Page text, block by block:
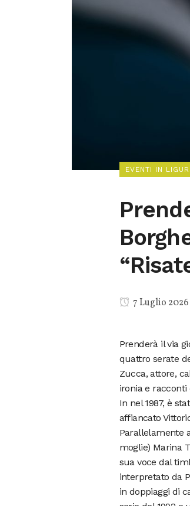
EVENTI IN
7 Luglio 2026
Prenderà il via
quattro serate
Zucca, attore,
ironia e
In nel 1987, è
affiancato
Parallelamente
moglie) Marina
sua voce dal
interpretato da
in doppiaggi di